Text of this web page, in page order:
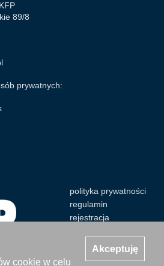
Akceptuję
cookie w celu
KFP
89/8
prywatnych:
polityka prywatności
regulamin
rejestracja